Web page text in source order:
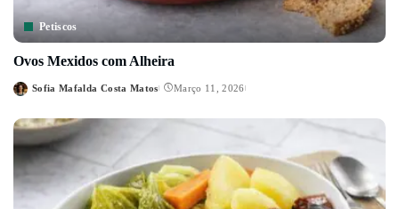
Petiscos
Ovos Mexidos com Alheira
Posted
Sofia Mafalda Costa Matos Março 11, 2026